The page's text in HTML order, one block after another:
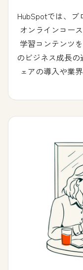
HubSpotでは、ブ
オンラインコー
学習コンテンツ
のビジネス成長
ェアの導入や業